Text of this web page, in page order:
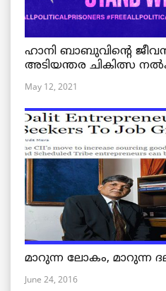
ഹാനി ബാബുവിന്റെ
അടിയന്തര ചികിത്സ
May 12, 2021
മാറുന്ന ലോകം,
June 24, 2016